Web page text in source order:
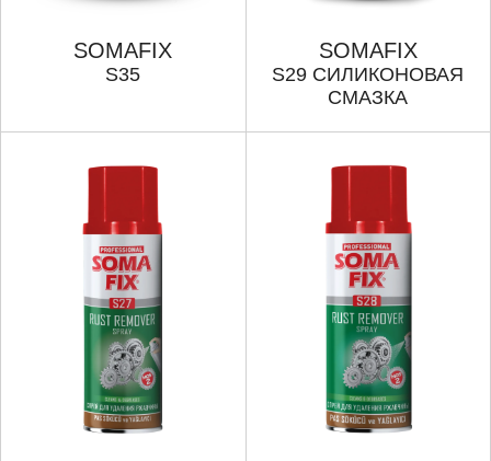
SOMAFIX
S35
SOMAFIX
S29 СИЛИКОНОВАЯ
СМАЗКА